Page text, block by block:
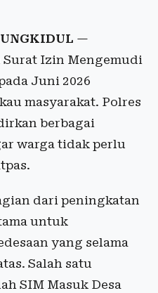
—
Surat Izin Mengemudi
Juni 2026
masyarakat. Polres
berbagai
warga tidak perlu
dari peningkatan
untuk
yang selama
Salah satu
SIM Masuk Desa